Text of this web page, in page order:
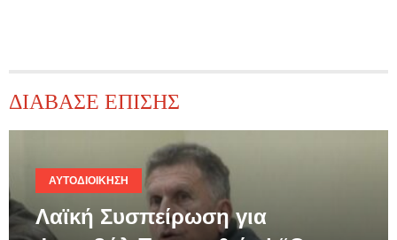
ΔΙΑΒΑΣΕ ΕΠΙΣΗΣ
ΑΥΤΟΔΙΟΊΚΗΣΗ
Λαϊκή Συσπείρωση για